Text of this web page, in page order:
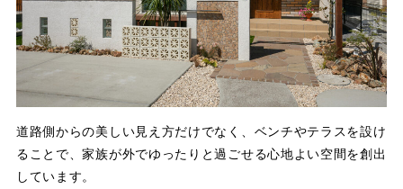
道路側からの美しい見え方だけでなく、ベンチやテラスを設け
ることで、家族が外でゆったりと過ごせる心地よい空間を創出
しています。